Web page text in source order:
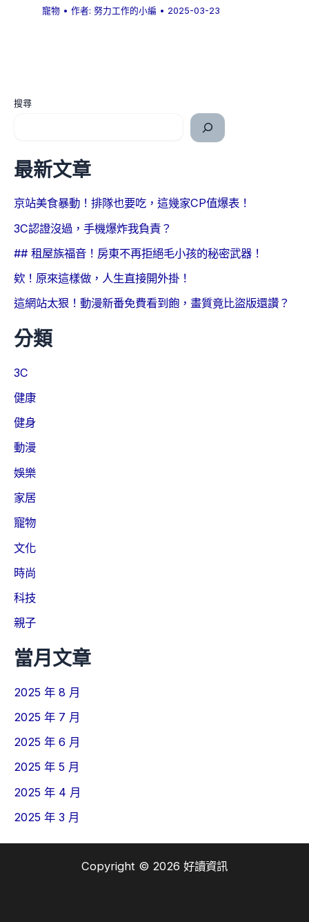
寵物 • 作者:努力工作的小編 • 2025-03-23
搜尋
最新文章
京站美食暴動！排隊也要吃，這幾家CP值爆表！
3C認證沒過，手機爆炸我負責？
## 租屋族福音！房東不再拒絕毛小孩的秘密武器！
欸！原來這樣做，人生直接開外掛！
這網站太狠！動漫新番免費看到飽，畫質竟比盜版還讚？
分類
3C
健康
健身
動漫
娛樂
家居
寵物
文化
時尚
科技
親子
當月文章
2025 年 8 月
2025 年 7 月
2025 年 6 月
2025 年 5 月
2025 年 4 月
2025 年 3 月
Copyright © 2026 好讀資訊